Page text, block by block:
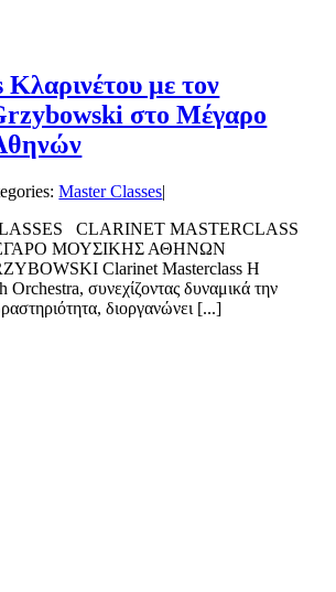
με τον
στο Μέγαρο
Master Classes|
CLARINET MASTERCLASS
ΜΟΥΣΙΚΗΣ ΑΘΗΝΩΝ
Clarinet Masterclass Η
συνεχίζοντας δυναμικά την
διοργανώνει [...]